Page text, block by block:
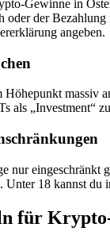
Gewinne in
oder der
angeben.
massiv
als „Investment“
nur eingeschränkt
Unter 18 kannst
für